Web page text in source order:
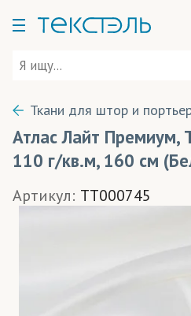
Ткани для штор и
Атлас Лайт Премиум,
110 г/кв.м, 160 см
Артикул: TT000745